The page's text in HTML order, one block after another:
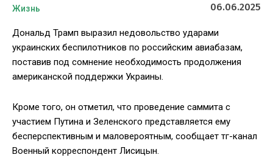
Жизнь 06.06.2025
Дональд Трамп выразил недовольство ударами
украинских беспилотников по российским авиабазам,
поставив под сомнение необходимость продолжения
американской поддержки Украины.
Кроме того, он отметил, что проведение саммита с
участием Путина и Зеленского представляется ему
бесперспективным и маловероятным, сообщает тг-канал
Военный корреспондент Лисицын.